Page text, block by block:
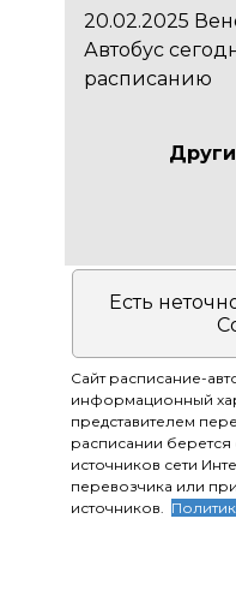
20.02.2025
Автобус
расписанию
Есть
Сайт расписание-
информационный
представителем
расписании
источников сети
перевозчика или
источников.